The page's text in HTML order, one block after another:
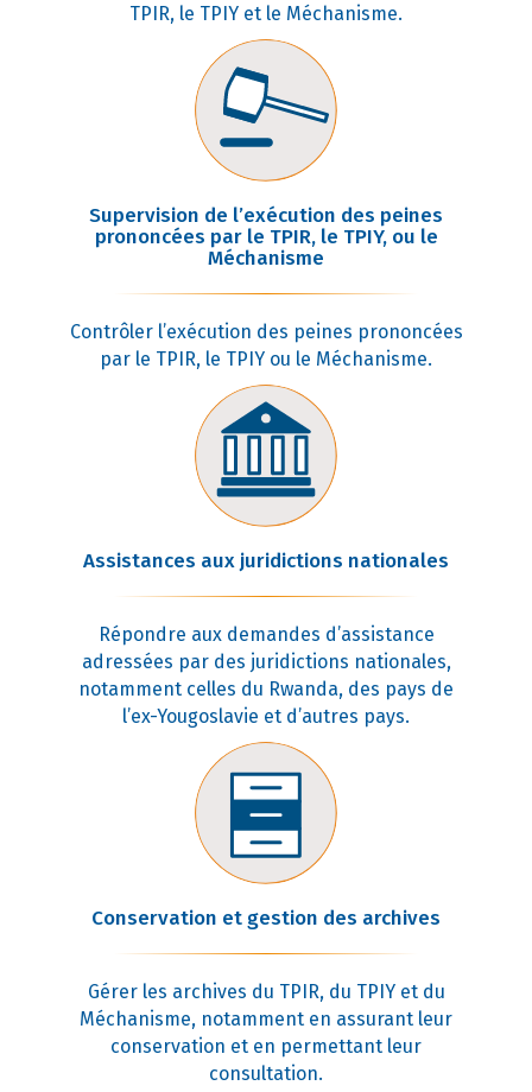
TPIR, le TPIY et le Méchanisme.
Supervision de l’exécution des peines
prononcées par le TPIR, le TPIY, ou le
Méchanisme
Contrôler l’exécution des peines prononcées
par le TPIR, le TPIY ou le Méchanisme.
Assistances aux juridictions nationales
Répondre aux demandes d’assistance
adressées par des juridictions nationales,
notamment celles du Rwanda, des pays de
l’ex-Yougoslavie et d’autres pays.
Conservation et gestion des archives
Gérer les archives du TPIR, du TPIY et du
Méchanisme, notamment en assurant leur
conservation et en permettant leur
consultation.